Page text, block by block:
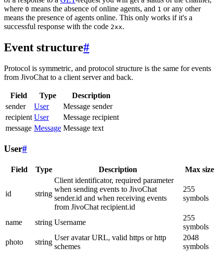
where 0 means the absence of online agents, and 1 or any other
means the presence of agents online. This only works if it's a
successful response with the code 2xx.
Event structure#
Protocol is symmetric, and protocol structure is the same for events
from JivoChat to a client server and back.
Field Type
Description
sender
User
Message sender
recipient User
Message recipient
message Message Message text
User#
Field Type Description Max size
id string
Client identificator, required parameter
when sending events to JivoChat
sender.id and when receiving events
from JivoChat recipient.id
255
symbols
name string Username
255
symbols
photo
string
User avatar URL, valid https or http
schemes
2048
symbols